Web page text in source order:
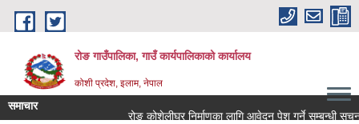
Skip to main content
रोङ गाउँपालिका, गाउँ कार्यपालिकाको कार्यालय
कोशी प्रदेश, इलाम, नेपाल
समाचार
रोङ कोशेलीघर निर्माणका लागि आवेदन पेश गर्ने सम्बन्धी सूचना.